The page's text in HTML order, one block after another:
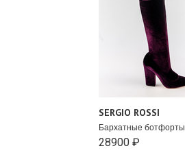
SERGIO ROSSI
Бархатные ботфорты
28900 ₽